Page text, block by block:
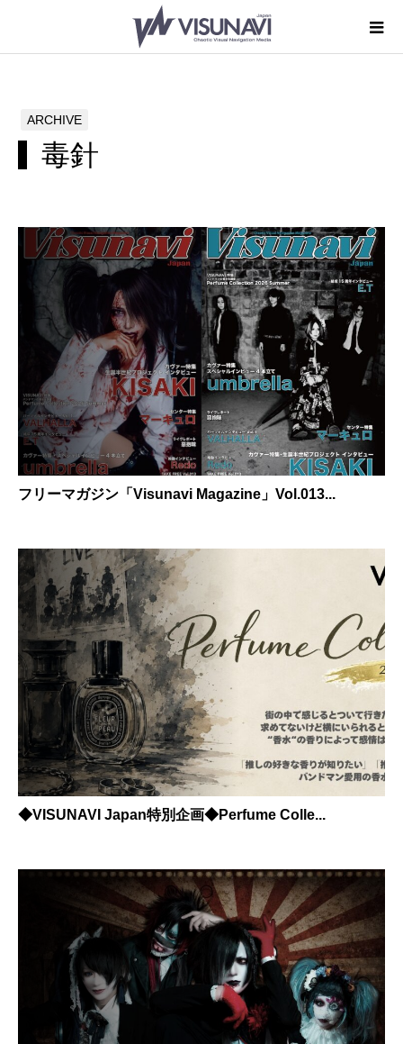
毒針
ARCHIVE
フリーマガジン「Visunavi Magazine」Vol.013...
◆VISUNAVI Japan特別企画◆Perfume Colle...